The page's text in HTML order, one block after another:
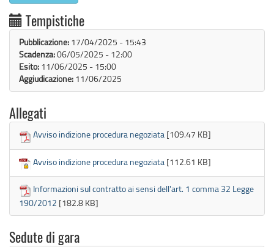
Tempistiche
Pubblicazione: 17/04/2025 - 15:43
Scadenza:06/05/2025 - 12:00
Esito: 11/06/2025 - 15:00
Aggiudicazione: 11/06/2025
Allegati
Avviso indizione procedura negoziata [109.47 KB]
Avviso indizione procedura negoziata [112.61 KB]
Informazioni sul contratto ai sensi dell'art. 1 comma 32 Legge
190/2012 [182.8 KB]
Sedute di gara